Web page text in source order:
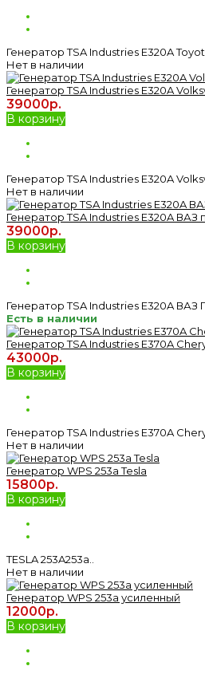
Генератор TSA Industries E320A
Нет в наличии
Генератор TSA Industries E320A
39000р.
В корзину
Генератор TSA Industries E320A
Нет в наличии
Генератор TSA Industries E320A ВАЗ
39000р.
В корзину
Генератор TSA Industries E320A ВАЗ
Есть в наличии
Генератор TSA Industries E370A
43000р.
В корзину
Генератор TSA Industries E370A Chery
Нет в наличии
Генератор WPS 253a Tesla
15800р.
В корзину
TESLA 253A253a..
Нет в наличии
Генератор WPS 253a усиленный
12000р.
В корзину